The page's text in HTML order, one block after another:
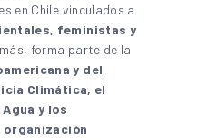
en Chile vinculados a
feministas y
forma parte de la
y del
Climática, el
y los